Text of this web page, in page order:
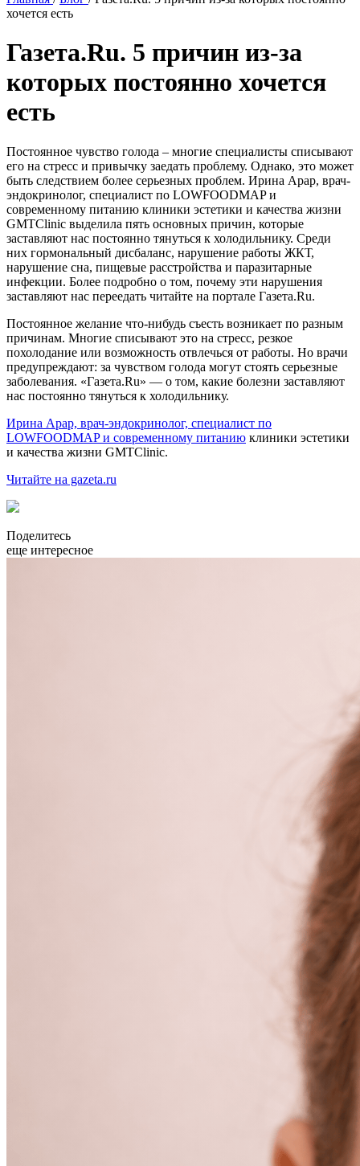
хочется есть
Газета.Ru. 5 причин из-за
которых постоянно хочется
есть
Постоянное чувство голода – многие специалисты списывают
его на стресс и привычку заедать проблему. Однако, это может
быть следствием более серьезных проблем. Ирина Арар, врач-
эндокринолог, специалист по LOWFOODMAP и
современному питанию клиники эстетики и качества жизни
GMTClinic выделила пять основных причин, которые
заставляют нас постоянно тянуться к холодильнику. Среди
них гормональный дисбаланс, нарушение работы ЖКТ,
нарушение сна, пищевые расстройства и паразитарные
инфекции. Более подробно о том, почему эти нарушения
заставляют нас переедать читайте на портале Газета.Ru.
Постоянное желание что-нибудь съесть возникает по разным
причинам. Многие списывают это на стресс, резкое
похолодание или возможность отвлечься от работы. Но врачи
предупреждают: за чувством голода могут стоять серьезные
заболевания. «Газета.Ru» — о том, какие болезни заставляют
нас постоянно тянуться к холодильнику.
Ирина Арар, врач-эндокринолог, специалист по
LOWFOODMAP и современному питанию клиники эстетики
и качества жизни GMTClinic.
Читайте на gazeta.ru
Поделитесь
еще интересное